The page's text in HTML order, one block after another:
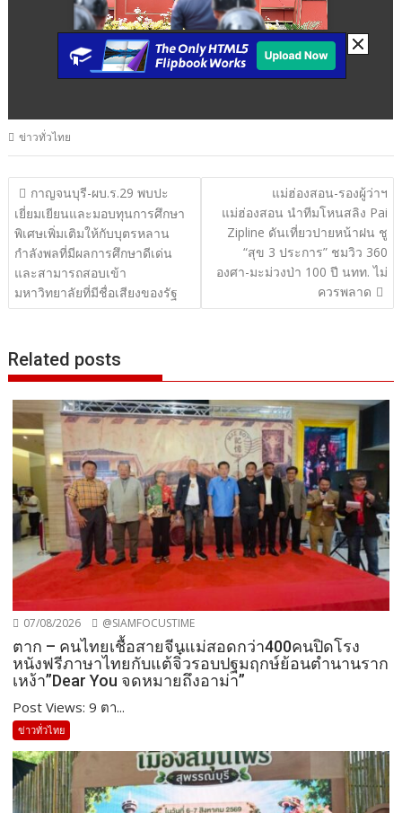
ข่าวทั่วไทย
แนะแนว
เรื่อง
กาญจนบุรี-ผบ.ร.29 พบปะ
เยี่ยมเยียนและมอบทุนการศึกษา
พิเศษเพิ่มเติมให้กับบุตรหลาน
กำลังพลที่มีผลการศึกษาดีเด่น
และสามารถสอบเข้า
มหาวิทยาลัยที่มีชื่อเสียงของรัฐ
แม่ฮ่องสอน-รองผู้ว่าฯ
แม่ฮ่องสอน นำทีมโหนสลิง Pai
Zipline ดันเที่ยวปายหน้าฝน ชู
“สุข 3 ประการ” ชมวิว 360
องศา-มะม่วงป่า 100 ปี นทท. ไม่
ควรพลาด
Related posts
07/08/2026 @SIAMFOCUSTIME
ตาก – คนไทยเชื้อสายจีนแม่สอดกว่า400คนปิดโรง
หนังฟรีภาษาไทยกับแต้จิ๋วรอบปฐมฤกษ์ย้อนตำนานราก
เหง้า”Dear You จดหมายถึงอาม่า”
Post Views: 9 ตา...
ข่าวทั่วไทย